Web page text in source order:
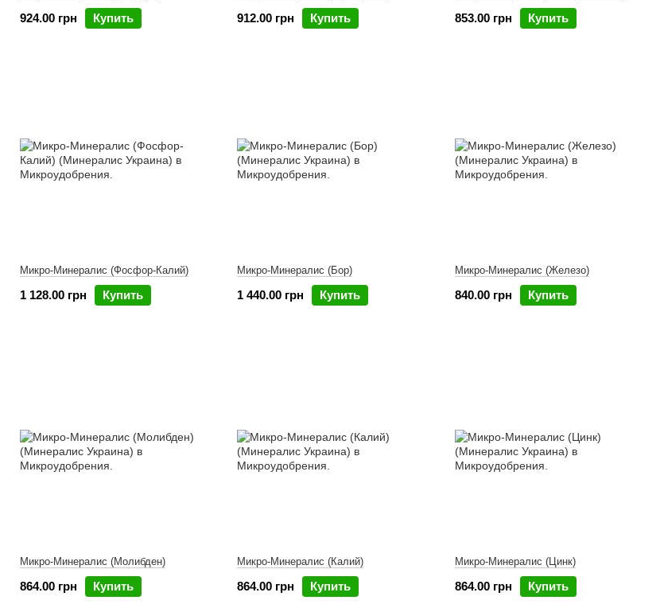
924.00 грн Купить 912.00 грн Купить 853.00 грн Купить
Микро-Минералис (Фосфор-Калий)
1 128.00 грн Купить
Микро-Минералис (Бор)
1 440.00 грн Купить
Микро-Минералис (Железо)
840.00 грн Купить
Микро-Минералис (Молибден)
864.00 грн Купить
Микро-Минералис (Калий)
864.00 грн Купить
Микро-Минералис (Цинк)
864.00 грн Купить